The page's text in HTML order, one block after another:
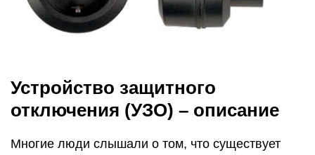
Устройство защитного
отключения (УЗО) – описание
Многие люди слышали о том, что существует